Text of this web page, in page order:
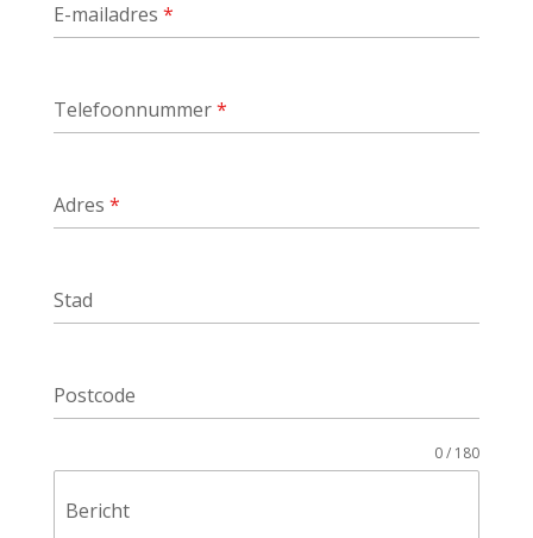
E-mailadres *
Telefoonnummer*
Adres *
Stad
Postcode
Bericht
0 / 180